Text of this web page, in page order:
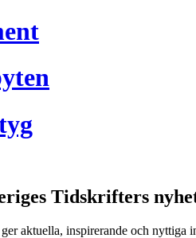
Tidskrifters
aktuella, inspirerande och nyttiga